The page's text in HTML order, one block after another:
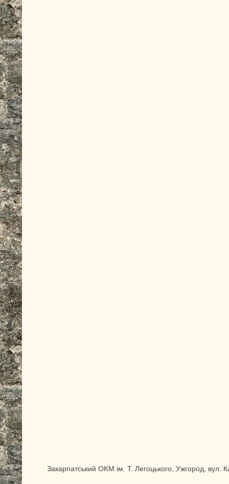
Закарпатський OKM ім. Т. Легоцького, Ужгород,